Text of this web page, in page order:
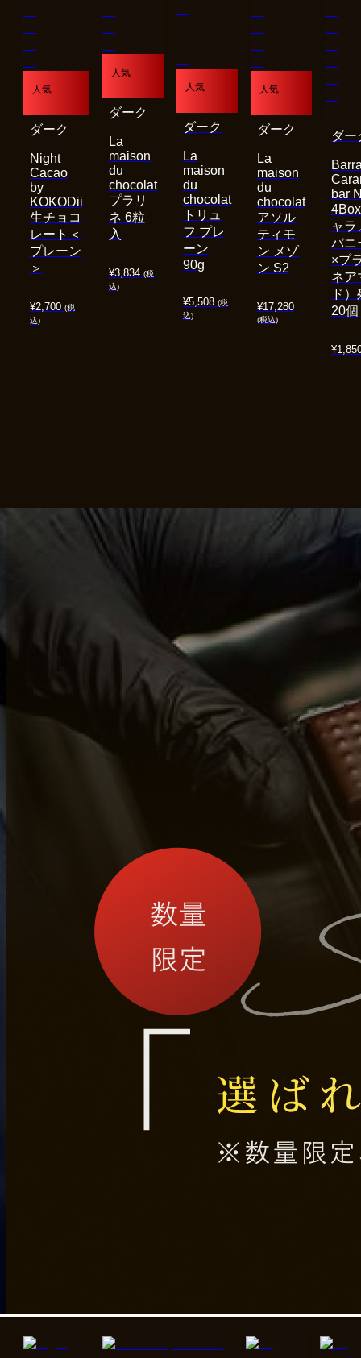
人気
¥2,700 (税
込)
Night
Cacao
by
KOKODii
生チョコ
レート＜
プレーン
＞
ダーク
人気
¥3,834 (税
込)
La
maison
du
chocolat
プラリ
ネ 6粒
入
ダーク
人気
¥5,508 (税
込)
La
maison
du
chocolat
トリュ
フ プレ
ーン
90g
ダーク
人気
¥17,280
(税込)
La
maison
du
chocolat
アソル
ティモ
ン メゾ
ン S2
ダーク
¥
bar
ャラ
バニ
×プ
ネア
ド
20個
ダー